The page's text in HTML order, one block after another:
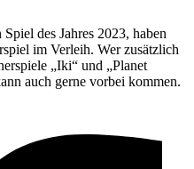
des Jahres 2023, haben
im Verleih. Wer zusätzlich
„Iki“ und „Planet
auch gerne vorbei kommen.